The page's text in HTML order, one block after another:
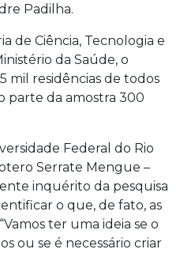
Padilha.
de Ciência, Tecnologia e
da Saúde, o
mil residências de todos
parte da amostra 300
Federal do Rio
Serrate Mengue –
inquérito da pesquisa
o que, de fato, as
ter uma ideia se o
ou se é necessário criar